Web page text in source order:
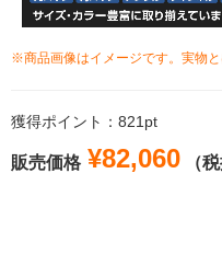
※商品画像はイメージです。実物と
獲得ポイント：821pt
販売価格 ¥82,060 （